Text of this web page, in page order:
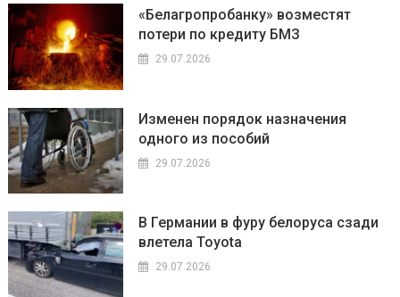
«Белагропробанку» возместят
потери по кредиту БМЗ
29.07.2026
Изменен порядок назначения
одного из пособий
29.07.2026
В Германии в фуру белоруса сзади
влетела Toyota
29.07.2026